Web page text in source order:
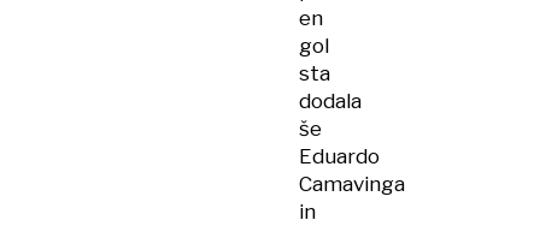
en
gol
sta
dodala
še
Eduardo
Camavinga
in